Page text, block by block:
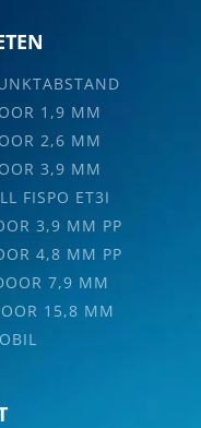
1,9 MM
2,6 MM
3,9 MM
FISPO ET3I
3,9 MM PP
4,8 MM PP
7,9 MM
15,8 MM